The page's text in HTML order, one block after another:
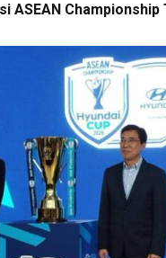
ASEAN Championship